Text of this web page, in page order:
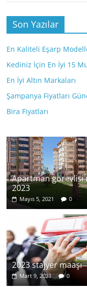
Son Yazılar
En Kaliteli Eşarp
Kediniz İçin En İyi 15
En İyi Altın Markaları
Şampanya Fiyatları
Bira Fiyatları
Apartman görevlisi
2023
Mayıs 5, 2021 0
2023 stajyer maaşı
Mart 9, 2021 0